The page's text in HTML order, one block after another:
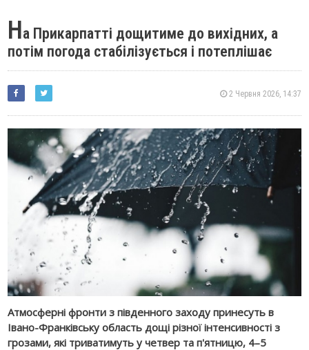
На Прикарпатті дощитиме до вихідних, а
потім погода стабілізується і потеплішає
2 Червня 2026, 14:37
Атмосферні фронти з південного заходу принесуть в
Івано-Франківську область дощі різної інтенсивності з
грозами, які триватимуть у четвер та п'ятницю, 4–5